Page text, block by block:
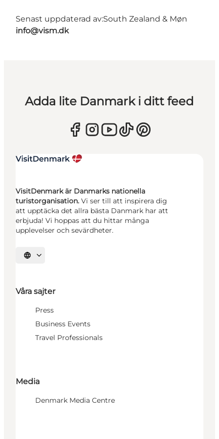
Senast uppdaterad av:South Zealand & Møn
info@vism.dk
Adda lite Danmark i ditt feed
VisitDenmark är Danmarks nationella
turistorganisation. Vi ser till att inspirera dig
att upptäcka det allra bästa Danmark har att
erbjuda! Vi hoppas att du hittar många
upplevelser och sevärdheter.
Välj språk
Våra sajter
Press
Business Events
Travel Professionals
Media
Denmark Media Centre